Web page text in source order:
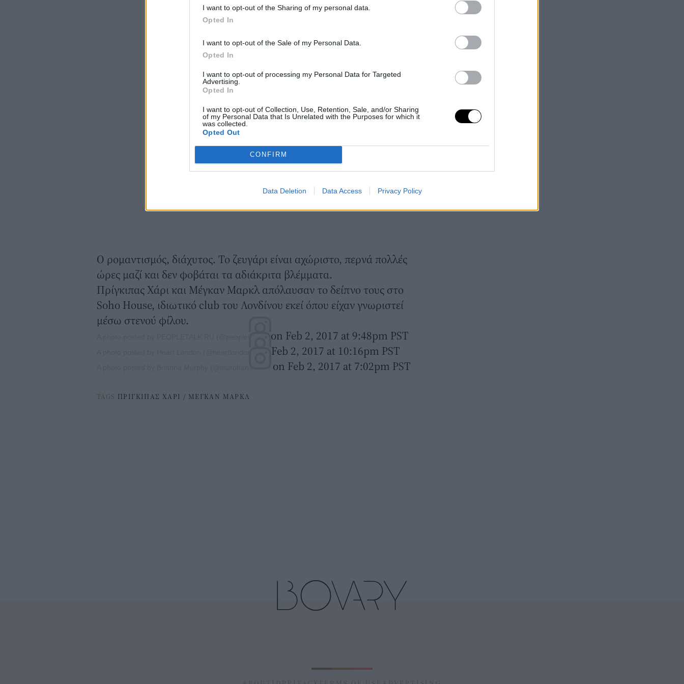
I want to opt-out of the Sharing of my personal data.
Opted In
I want to opt-out of the Sale of my Personal Data.
Opted In
I want to opt-out of processing my Personal Data for Targeted
Advertising.
Opted In
I want to opt-out of Collection, Use, Retention, Sale, and/or Sharing
of my Personal Data that Is Unrelated with the Purposes for which it
was collected.
Opted Out
CONFIRM
Data Deletion Data Access Privacy Policy
Ο ρομαντισμός, διάχυτος. Το ζευγάρι είναι αχώριστο, περνά πολλές
ώρες μαζί και δεν φοβάται τα αδιάκριτα βλέμματα.
Πρίγκιπας Χάρι και Μέγκαν Μαρκλ απόλαυσαν το δείπνο τους στο
Soho Ηοuse, ιδιωτικό club του Λονδίνου εκεί όπου είχαν γνωριστεί
μέσω στενού φίλου.
on Feb 2, 2017 at 9:48pm PST
on Feb 2, 2017 at 10:16pm PST
on Feb 2, 2017 at 7:02pm PST
TAGS ΠΡΙΓΚΙΠΑΣ ΧΑΡΙ / ΜΕΓΚΑΝ ΜΑΡΚΛ